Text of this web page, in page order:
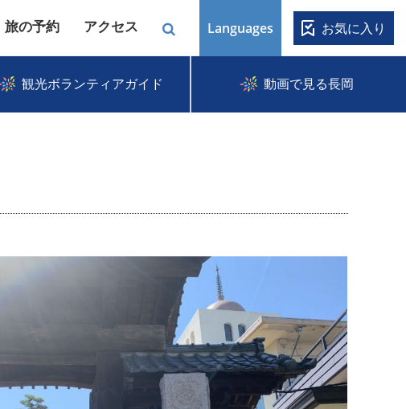
旅の予約 アクセス Languages お気に入り
観光ボランティアガイド 動画で見る長岡